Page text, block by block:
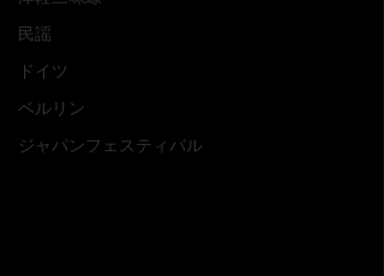
民謡
ドイツ
ベルリン
ジャパンフェスティバル